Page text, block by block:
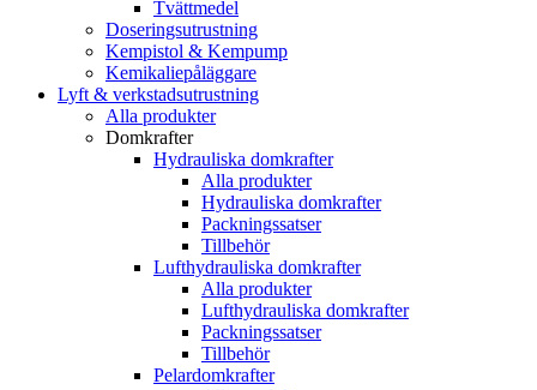
Tvättmedel
Doseringsutrustning
Kempistol & Kempump
Kemikaliepåläggare
Lyft & verkstadsutrustning
Alla produkter
Domkrafter
Hydrauliska domkrafter
Alla produkter
Hydrauliska domkrafter
Packningssatser
Tillbehör
Lufthydrauliska domkrafter
Alla produkter
Lufthydrauliska domkrafter
Packningssatser
Tillbehör
Pelardomkrafter